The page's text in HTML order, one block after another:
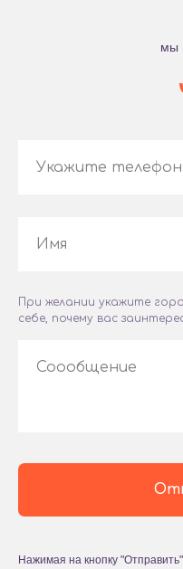
мы
Укажите телефон
Имя
При желании укажите
себе, почему вас
Соообщение
Нажимая на кнопку